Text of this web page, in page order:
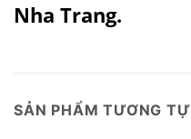
Nha Trang.
SẢN PHẨM TƯƠNG TỰ